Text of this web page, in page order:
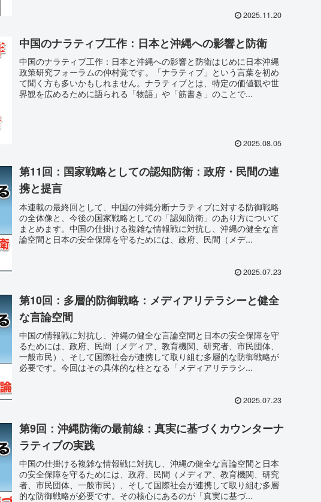
2025.11.20
中国のナラティブ工作：日本と沖縄への影響と防衛
中国のナラティブ工作：日本と沖縄への影響と防衛はじめに日本沖縄
政策研究フォーラムの仲村覚です。「ナラティブ」という言葉を初め
て聞く方も多いかもしれません。ナラティブとは、特定の価値観や世
界観を広めるために語られる「物語」や「筋書き」のことで...
2025.08.05
第11回：国家戦略としての認知防衛：政府・民間の連
携と提言
本連載の最終回として、中国の沖縄分断ナラティブに対する防御戦略
の全体像と、今後の国家戦略としての「認知防衛」のあり方について
まとめます。中国の仕掛ける複雑な情報戦に対抗し、沖縄の健全な言
論空間と日本の安全保障を守るためには、政府、民間（メデ...
2025.07.23
第10回：多層的防御戦略：メディアリテラシーと健全
な言論空間
中国の情報戦に対抗し、沖縄の健全な言論空間と日本の安全保障を守
るためには、政府、民間（メディア、教育機関、研究者、市民団体、
一般市民）、そして国際社会が連携して取り組む多層的な防御戦略が
必要です。今回はその具体的な柱となる「メディアリテラシ...
2025.07.23
第9回：沖縄防衛の最前線：真実に基づくカウンターナ
ラティブの実践
中国の仕掛ける複雑な情報戦に対抗し、沖縄の健全な言論空間と日本
の安全保障を守るためには、政府、民間（メディア、教育機関、研究
者、市民団体、一般市民）、そして国際社会が連携して取り組む多層
的な防御戦略が必要です。その核心にあるのが「真実に基づ...